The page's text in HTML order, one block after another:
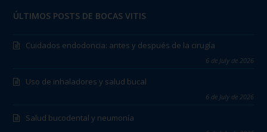
ÚLTIMOS POSTS DE BOCAS VITIS
Cuidados endodoncia: antes y después de la cirugía
6 de July de 2026
Uso de inhaladores y salud bucal
6 de July de 2026
Salud bucodental y neumonía